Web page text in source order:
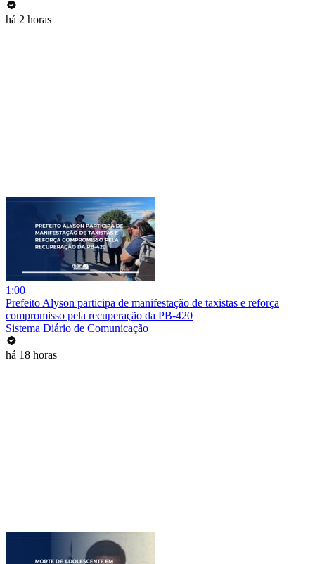
há 2 horas
1:00
Prefeito Alyson participa de manifestação de taxistas e reforça
compromisso pela recuperação da PB-420
Sistema Diário de Comunicação
há 18 horas